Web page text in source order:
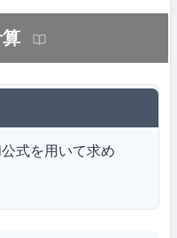
式を用いて求め